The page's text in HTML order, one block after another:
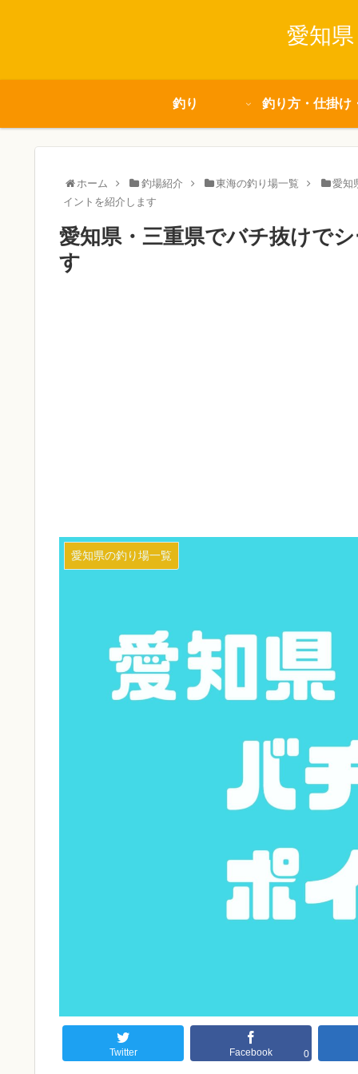
愛知
釣り 釣り方・仕掛け
ホーム 釣場紹介 東海の釣り場一覧
愛知
イントを紹介します
愛知県・三重県でバチ抜けで
す
愛知県の釣り場一覧
Twitter Facebook 0